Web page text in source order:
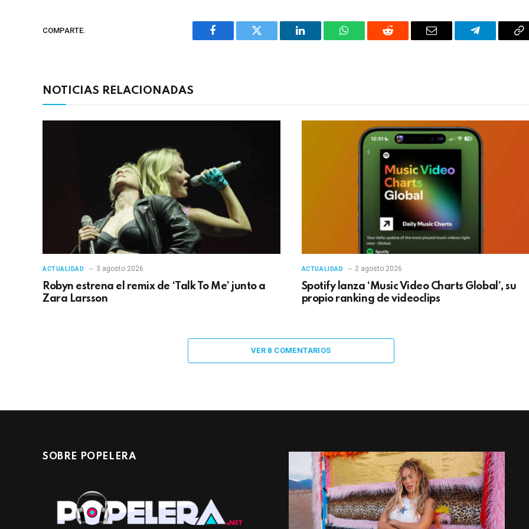
COMPARTE.
Facebook Twitter LinkedIn WhatsAppReddit
Correo
Telegrama
NOTICIAS RELACIONADAS
ACTUALIDAD 3 agosto 2026
Robyn estrena el remix de ‘Talk To Me’ junto a
Zara Larsson
ACTUALIDAD 2 agosto 2026
Spotify lanza ‘Music Video Charts Global’, su
propio ranking de videoclips
VER 8 COMENTARIOS
SOBRE POPELERA